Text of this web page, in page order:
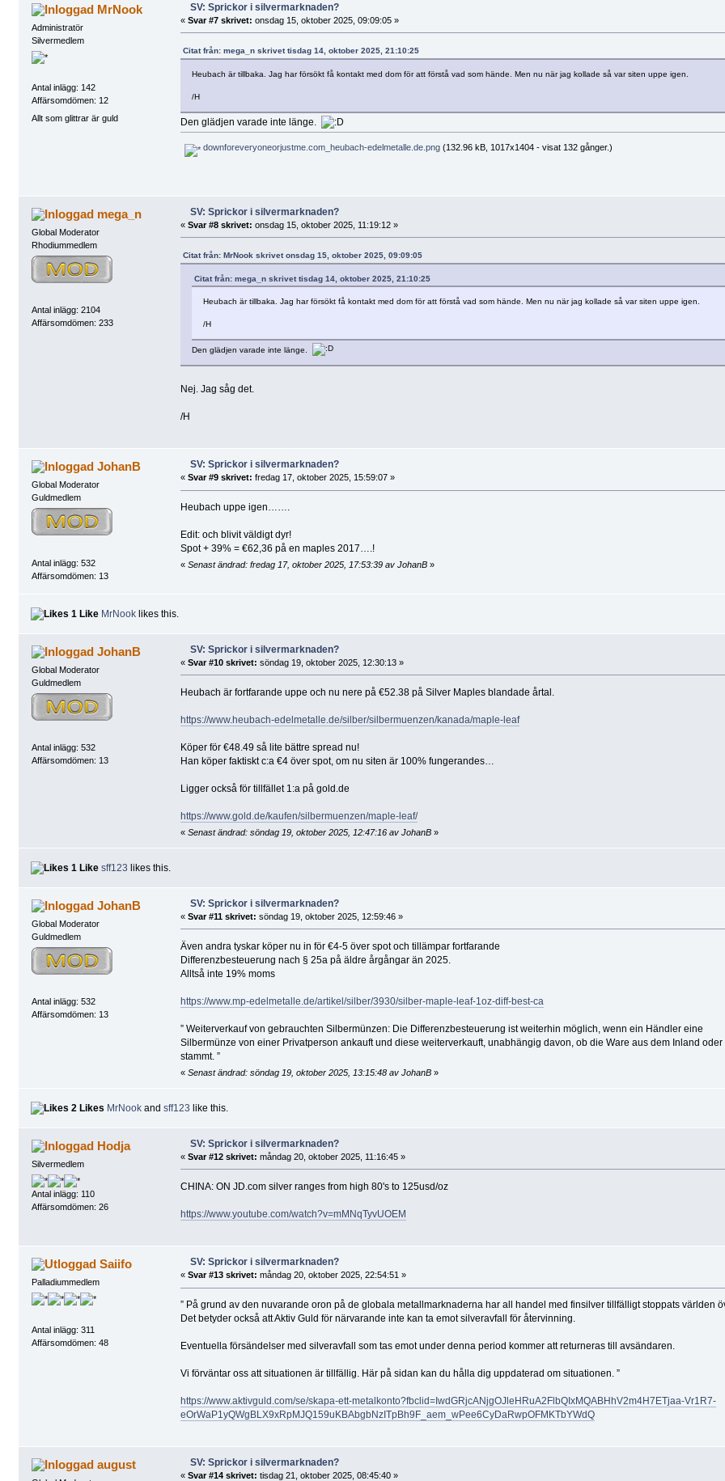
MrNook
Administratör
Silvermedlem
Antal inlägg: 142
Affärsomdömen: 12
Allt som glittrar är guld
SV: Sprickor i silvermarknaden?
« Svar #7 skrivet: onsdag 15, oktober 2025, 09:09:05 »
Citat från: mega_n skrivet tisdag 14, oktober 2025, 21:10:25
Heubach är tillbaka. Jag har försökt få kontakt med dom för att förstå vad som hände. Men nu när jag kollade så var siten uppe igen.
/H
Den glädjen varade inte länge.
downforeveryoneorjustme.com_heubach-edelmetalle.de.png(132.96 kB, 1017x1404 - visat 132 gånger.)
mega_n
Global Moderator
Rhodiummedlem
Antal inlägg: 2104
Affärsomdömen: 233
SV: Sprickor i silvermarknaden?
« Svar #8 skrivet: onsdag 15, oktober 2025, 11:19:12 »
Citat från: MrNook skrivet onsdag 15, oktober 2025, 09:09:05
Citat från: mega_n skrivet tisdag 14, oktober 2025, 21:10:25
Heubach är tillbaka. Jag har försökt få kontakt med dom för att förstå vad som hände. Men nu när jag kollade så var siten uppe igen.
/H
Den glädjen varade inte länge.
Nej. Jag såg det.
/H
JohanB
Global Moderator
Guldmedlem
Antal inlägg: 532
Affärsomdömen: 13
SV: Sprickor i silvermarknaden?
« Svar #9 skrivet: fredag 17, oktober 2025, 15:59:07 »
Heubach uppe igen…….
Edit: och blivit väldigt dyr!
Spot + 39% = €62,36 på en maples 2017….!
« Senast ändrad: fredag 17, oktober 2025, 17:53:39 av JohanB»
1 Like MrNooklikes this.
JohanB
Global Moderator
Guldmedlem
Antal inlägg: 532
Affärsomdömen: 13
SV: Sprickor i silvermarknaden?
« Svar #10 skrivet: söndag 19, oktober 2025, 12:30:13 »
Heubach är fortfarande uppe och nu nere på €52.38 på Silver Maples blandade årtal.
https://www.heubach-edelmetalle.de/silber/silbermuenzen/kanada/maple-leaf
Köper för €48.49 så lite bättre spread nu!
Han köper faktiskt c:a €4 över spot, om nu siten är 100% fungerandes…
Ligger också för tillfället 1:a på gold.de
https://www.gold.de/kaufen/silbermuenzen/maple-leaf/
« Senast ändrad: söndag 19, oktober 2025, 12:47:16 av JohanB»
1 Like sff123 likes this.
JohanB
Global Moderator
Guldmedlem
Antal inlägg: 532
Affärsomdömen: 13
SV: Sprickor i silvermarknaden?
« Svar #11 skrivet: söndag 19, oktober 2025, 12:59:46 »
Även andra tyskar köper nu in för €4-5 över spot och tillämpar fortfarande
Differenzbesteuerung nach § 25a på äldre årgångar än 2025.
Alltså inte 19% moms
https://www.mp-edelmetalle.de/artikel/silber/3930/silber-maple-leaf-1oz-diff-best-ca
” Weiterverkauf von gebrauchten Silbermünzen: Die Differenzbesteuerung ist weiterhin möglich, wenn ein Händler eine
Silbermünze von einer Privatperson ankauft und diese weiterverkauft, unabhängig davon, ob die Ware aus dem Inland oder
stammt. ”
« Senast ändrad: söndag 19, oktober 2025, 13:15:48 av JohanB»
2 Likes MrNookand sff123 like this.
Hodja
Silvermedlem
Antal inlägg: 110
Affärsomdömen: 26
SV: Sprickor i silvermarknaden?
« Svar #12 skrivet: måndag 20, oktober 2025, 11:16:45 »
CHINA: ON JD.com silver ranges from high 80's to 125usd/oz
https://www.youtube.com/watch?v=mMNqTyvUOEM
Saiifo
Palladiummedlem
Antal inlägg: 311
Affärsomdömen: 48
SV: Sprickor i silvermarknaden?
« Svar #13 skrivet: måndag 20, oktober 2025, 22:54:51 »
” På grund av den nuvarande oron på de globala metallmarknaderna har all handel med finsilver tillfälligt stoppats världen
Det betyder också att Aktiv Guld för närvarande inte kan ta emot silveravfall för återvinning.
Eventuella försändelser med silveravfall som tas emot under denna period kommer att returneras till avsändaren.
Vi förväntar oss att situationen är tillfällig. Här på sidan kan du hålla dig uppdaterad om situationen. ”
https://www.aktivguld.com/se/skapa-ett-metalkonto?fbclid=IwdGRjcANjgOJleHRuA2FlbQIxMQABHhV2m4H7ETjaa-Vr1R7-
eOrWaP1yQWgBLX9xRpMJQ159uKBAbgbNzITpBh9F_aem_wPee6CyDaRwpOFMKTbYWdQ
august SV: Sprickor i silvermarknaden?
« Svar #14 skrivet: tisdag 21, oktober 2025, 08:45:40 »